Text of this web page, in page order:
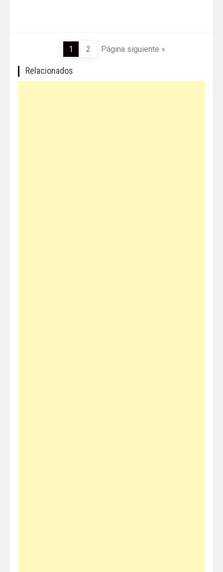
1 2 Página siguiente »
Relacionados